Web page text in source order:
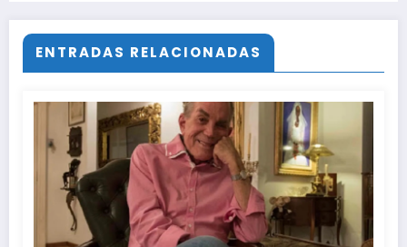
ENTRADAS RELACIONADAS